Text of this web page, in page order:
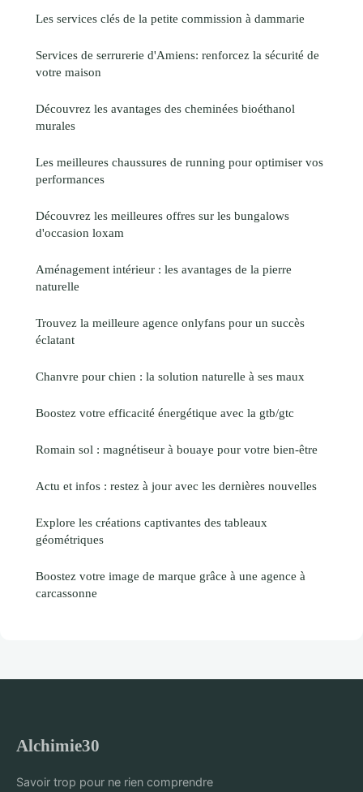
Les services clés de la petite commission à dammarie
Services de serrurerie d'Amiens: renforcez la sécurité de
votre maison
Découvrez les avantages des cheminées bioéthanol
murales
Les meilleures chaussures de running pour optimiser vos
performances
Découvrez les meilleures offres sur les bungalows
d'occasion loxam
Aménagement intérieur : les avantages de la pierre
naturelle
Trouvez la meilleure agence onlyfans pour un succès
éclatant
Chanvre pour chien : la solution naturelle à ses maux
Boostez votre efficacité énergétique avec la gtb/gtc
Romain sol : magnétiseur à bouaye pour votre bien-être
Actu et infos : restez à jour avec les dernières nouvelles
Explore les créations captivantes des tableaux
géométriques
Boostez votre image de marque grâce à une agence à
carcassonne
Alchimie30
Savoir trop pour ne rien comprendre